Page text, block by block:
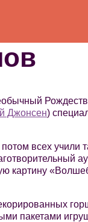
Джонсен)
всех учили
картину
пакетами